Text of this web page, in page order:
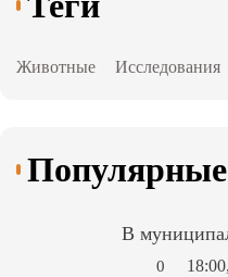
Животные Исследования
Популярные
В
0